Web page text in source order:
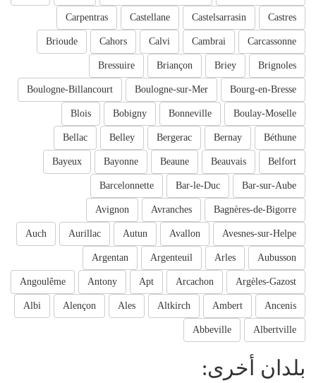
Castres
Castelsarrasin
Castellane
Carpentras
Carcassonne
Cambrai
Calvi
Cahors
Brioude
Brignoles
Briey
Briançon
Bressuire
Bourg-en-Bresse
Boulogne-sur-Mer
Boulogne-Billancourt
Boulay-Moselle
Bonneville
Bobigny
Blois
Béthune
Bernay
Bergerac
Belley
Bellac
Belfort
Beauvais
Beaune
Bayonne
Bayeux
Bar-sur-Aube
Bar-le-Duc
Barcelonnette
Bagnères-de-Bigorre
Avranches
Avignon
Avesnes-sur-Helpe
Avallon
Autun
Aurillac
Auch
Aubusson
Arles
Argenteuil
Argentan
Argèles-Gazost
Arcachon
Apt
Antony
Angoulême
Ancenis
Ambert
Altkirch
Ales
Alençon
Albi
Albertville
Abbeville
بلدان أخرى: